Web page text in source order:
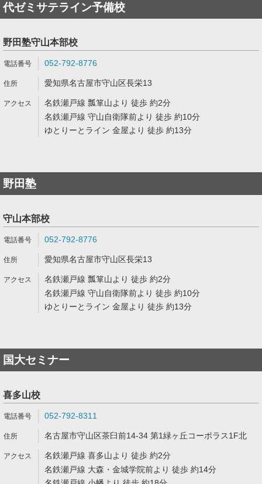
代ゼミサテライン予備校
野田塾守山本部校
052-792-8776
愛知県名古屋市守山区長栄13
名鉄瀬戸線 瓢箪山より 徒歩 約2分
名鉄瀬戸線 守山自衛隊前より 徒歩 約10分
ゆとりーとライン 金屋より 徒歩 約13分
野田塾
守山本部校
052-792-8776
愛知県名古屋市守山区長栄13
名鉄瀬戸線 瓢箪山より 徒歩 約2分
名鉄瀬戸線 守山自衛隊前より 徒歩 約10分
ゆとりーとライン 金屋より 徒歩 約13分
国大セミナー
喜多山校
052-792-8311
名古屋市守山区茶臼前14-34 第1緑ヶ丘コーポラス1F北
名鉄瀬戸線 喜多山より 徒歩 約2分
名鉄瀬戸線 大森・金城学院前より 徒歩 約14分